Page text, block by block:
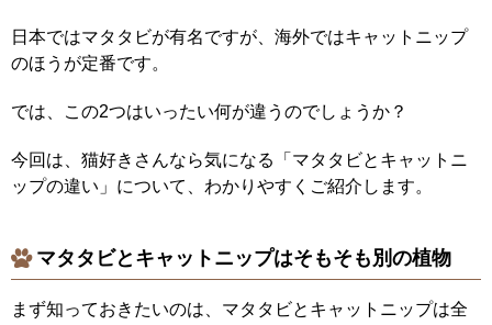
日本ではマタタビが有名ですが、海外ではキャットニップ
のほうが定番です。
では、この2つはいったい何が違うのでしょうか？
今回は、猫好きさんなら気になる「マタタビとキャットニ
ップの違い」について、わかりやすくご紹介します。
マタタビとキャットニップはそもそも別の植物
まず知っておきたいのは、マタタビとキャットニップは全